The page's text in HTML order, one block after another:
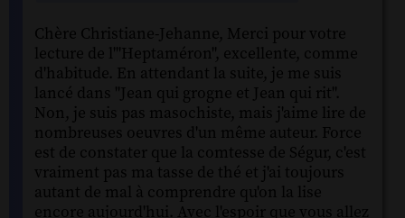
Chère Christiane-Jehanne, Merci pour votre
lecture de l'"Heptaméron", excellente, comme
d'habitude. En attendant la suite, je me suis
lancé dans "Jean qui grogne et Jean qui rit".
Non, je suis pas masochiste, mais j'aime lire de
nombreuses oeuvres d'un même auteur. Force
est de constater que la comtesse de Ségur, c'est
vraiment pas ma tasse de thé et j'ai toujours
autant de mal à comprendre qu'on la lise
encore aujourd'hui. Avec l'espoir que vous allez